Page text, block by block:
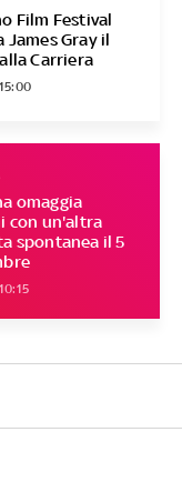
Film Festival
James Gray il
Carriera
omaggia
con un'altra
spontanea il 5